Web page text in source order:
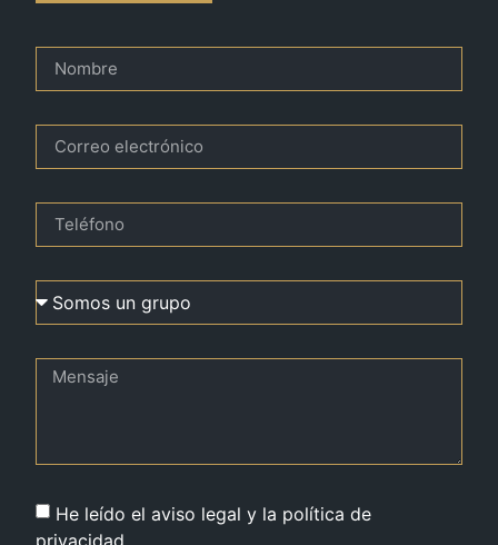
He leído el aviso legal y la política de
privacidad